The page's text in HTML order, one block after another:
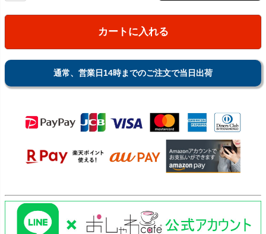
カートに入れる
通常、営業日14時までのご注文で当日出荷